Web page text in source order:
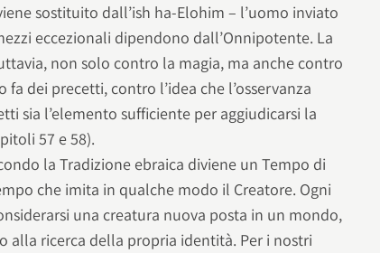
sostituito dall’ish ha-Elohim – l’uomo inviato
eccezionali dipendono dall’Onnipotente. La
non solo contro la magia, ma anche contro
dei precetti, contro l’idea che l’osservanza
sia l’elemento sufficiente per aggiudicarsi la
57 e 58).
la Tradizione ebraica diviene un Tempo di
che imita in qualche modo il Creatore. Ogni
una creatura nuova posta in un mondo,
alla ricerca della propria identità. Per i nostri